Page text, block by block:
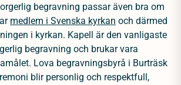
begravning passar även bra om
medlem i Svenska kyrkan och därmed
i kyrkan. Kapell är den vanligaste
begravning och brukar vara
Lova begravningsbyrå i Burträsk
blir personlig och respektfull,